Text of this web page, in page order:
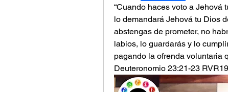
“Cuando haces voto a Jehová
lo demandará Jehová tu Dios
abstengas de prometer, no
labios, lo guardarás y lo
pagando la ofrenda voluntaria
‭‭Deuteronomio‬ ‭23:21-23‬